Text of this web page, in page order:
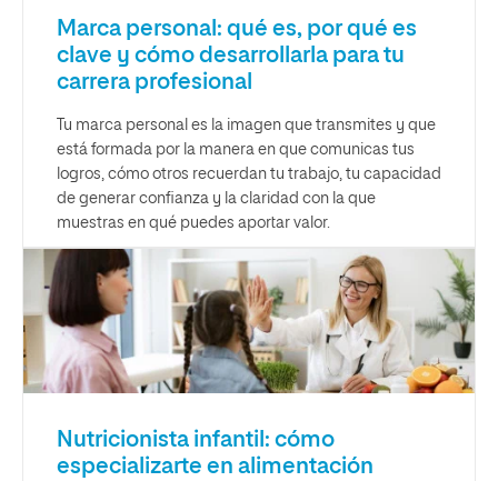
Marca personal: qué es, por qué es
clave y cómo desarrollarla para tu
carrera profesional
Tu marca personal es la imagen que transmites y que
está formada por la manera en que comunicas tus
logros, cómo otros recuerdan tu trabajo, tu capacidad
de generar confianza y la claridad con la que
muestras en qué puedes aportar valor.
Nutricionista infantil: cómo
especializarte en alimentación